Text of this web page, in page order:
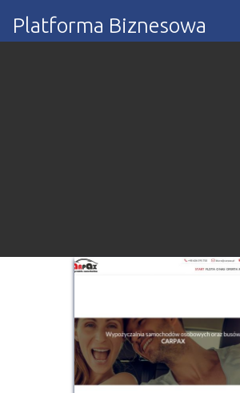
Platforma Biznesowa